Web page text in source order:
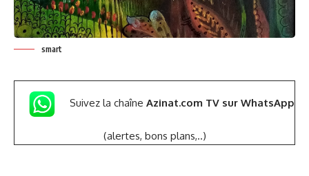
smart
Suivez la chaîne Azinat.com TV sur WhatsApp
(alertes, bons plans,..)